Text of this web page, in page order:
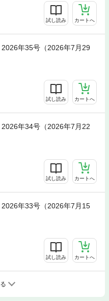
試し読み カートへ
年35号（2026年7月29
試し読み カートへ
年34号（2026年7月22
試し読み カートへ
年33号（2026年7月15
試し読み カートへ